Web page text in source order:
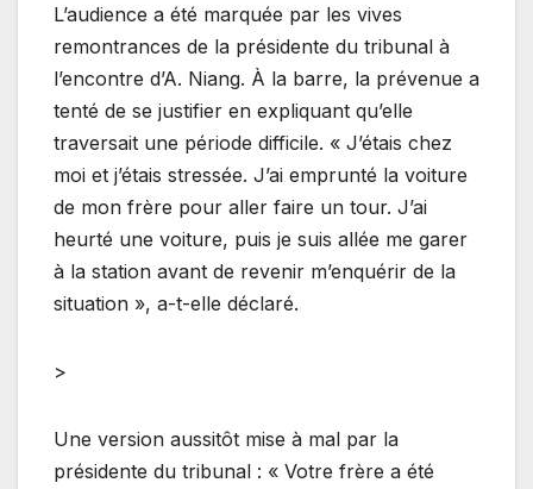
L’audience a été marquée par les vives
remontrances de la présidente du tribunal à
l’encontre d’A. Niang. À la barre, la prévenue a
tenté de se justifier en expliquant qu’elle
traversait une période difficile. « J’étais chez
moi et j’étais stressée. J’ai emprunté la voiture
de mon frère pour aller faire un tour. J’ai
heurté une voiture, puis je suis allée me garer
à la station avant de revenir m’enquérir de la
situation », a-t-elle déclaré.
>
Une version aussitôt mise à mal par la
présidente du tribunal : « Votre frère a été